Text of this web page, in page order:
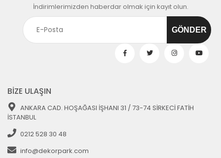
İndirimlerimizden haberdar olmak için kayıt olun.
BİZE ULAŞIN
ANKARA CAD. HOŞAĞASI İŞHANI 31 / 73-74 SİRKECİ FATİH
İSTANBUL
0212 528 30 48
info@dekorpark.com